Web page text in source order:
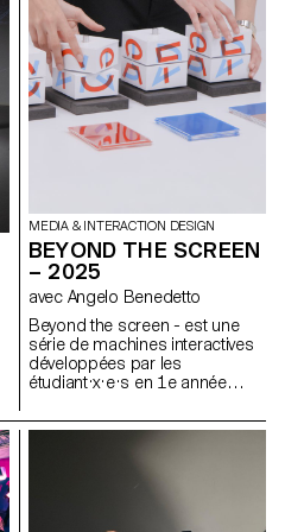
MEDIA & INTERACTION DESIGN
BEYOND THE SCREEN
– 2025
avec Angelo Benedetto
Beyond the screen - est une
série de machines interactives
développées par les
étudiant·x·e·s en 1e année
Design. Ces systèmes sont